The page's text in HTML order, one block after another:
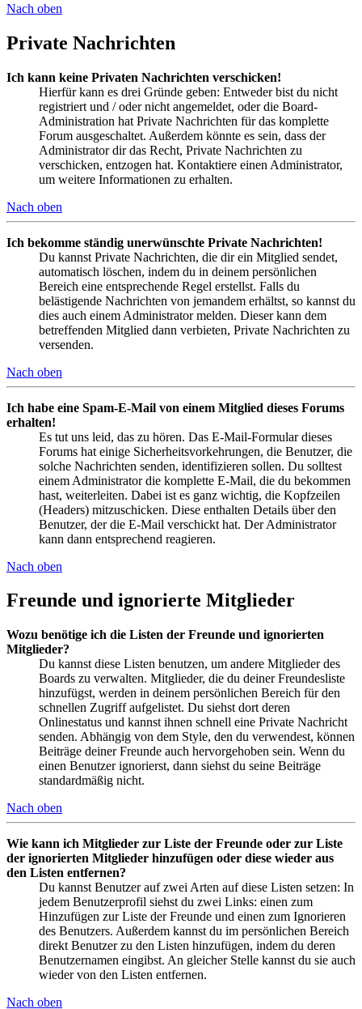
Nach oben
Private Nachrichten
Ich kann keine Privaten Nachrichten verschicken!
Hierfür kann es drei Gründe geben: Entweder bist du nicht
registriert und / oder nicht angemeldet, oder die Board-
Administration hat Private Nachrichten für das komplette
Forum ausgeschaltet. Außerdem könnte es sein, dass der
Administrator dir das Recht, Private Nachrichten zu
verschicken, entzogen hat. Kontaktiere einen Administrator,
um weitere Informationen zu erhalten.
Nach oben
Ich bekomme ständig unerwünschte Private Nachrichten!
Du kannst Private Nachrichten, die dir ein Mitglied sendet,
automatisch löschen, indem du in deinem persönlichen
Bereich eine entsprechende Regel erstellst. Falls du
belästigende Nachrichten von jemandem erhältst, so kannst du
dies auch einem Administrator melden. Dieser kann dem
betreffenden Mitglied dann verbieten, Private Nachrichten zu
versenden.
Nach oben
Ich habe eine Spam-E-Mail von einem Mitglied dieses Forums
erhalten!
Es tut uns leid, das zu hören. Das E-Mail-Formular dieses
Forums hat einige Sicherheitsvorkehrungen, die Benutzer, die
solche Nachrichten senden, identifizieren sollen. Du solltest
einem Administrator die komplette E-Mail, die du bekommen
hast, weiterleiten. Dabei ist es ganz wichtig, die Kopfzeilen
(Headers) mitzuschicken. Diese enthalten Details über den
Benutzer, der die E-Mail verschickt hat. Der Administrator
kann dann entsprechend reagieren.
Nach oben
Freunde und ignorierte Mitglieder
Wozu benötige ich die Listen der Freunde und ignorierten
Mitglieder?
Du kannst diese Listen benutzen, um andere Mitglieder des
Boards zu verwalten. Mitglieder, die du deiner Freundesliste
hinzufügst, werden in deinem persönlichen Bereich für den
schnellen Zugriff aufgelistet. Du siehst dort deren
Onlinestatus und kannst ihnen schnell eine Private Nachricht
senden. Abhängig von dem Style, den du verwendest, können
Beiträge deiner Freunde auch hervorgehoben sein. Wenn du
einen Benutzer ignorierst, dann siehst du seine Beiträge
standardmäßig nicht.
Nach oben
Wie kann ich Mitglieder zur Liste der Freunde oder zur Liste
der ignorierten Mitglieder hinzufügen oder diese wieder aus
den Listen entfernen?
Du kannst Benutzer auf zwei Arten auf diese Listen setzen: In
jedem Benutzerprofil siehst du zwei Links: einen zum
Hinzufügen zur Liste der Freunde und einen zum Ignorieren
des Benutzers. Außerdem kannst du im persönlichen Bereich
direkt Benutzer zu den Listen hinzufügen, indem du deren
Benutzernamen eingibst. An gleicher Stelle kannst du sie auch
wieder von den Listen entfernen.
Nach oben